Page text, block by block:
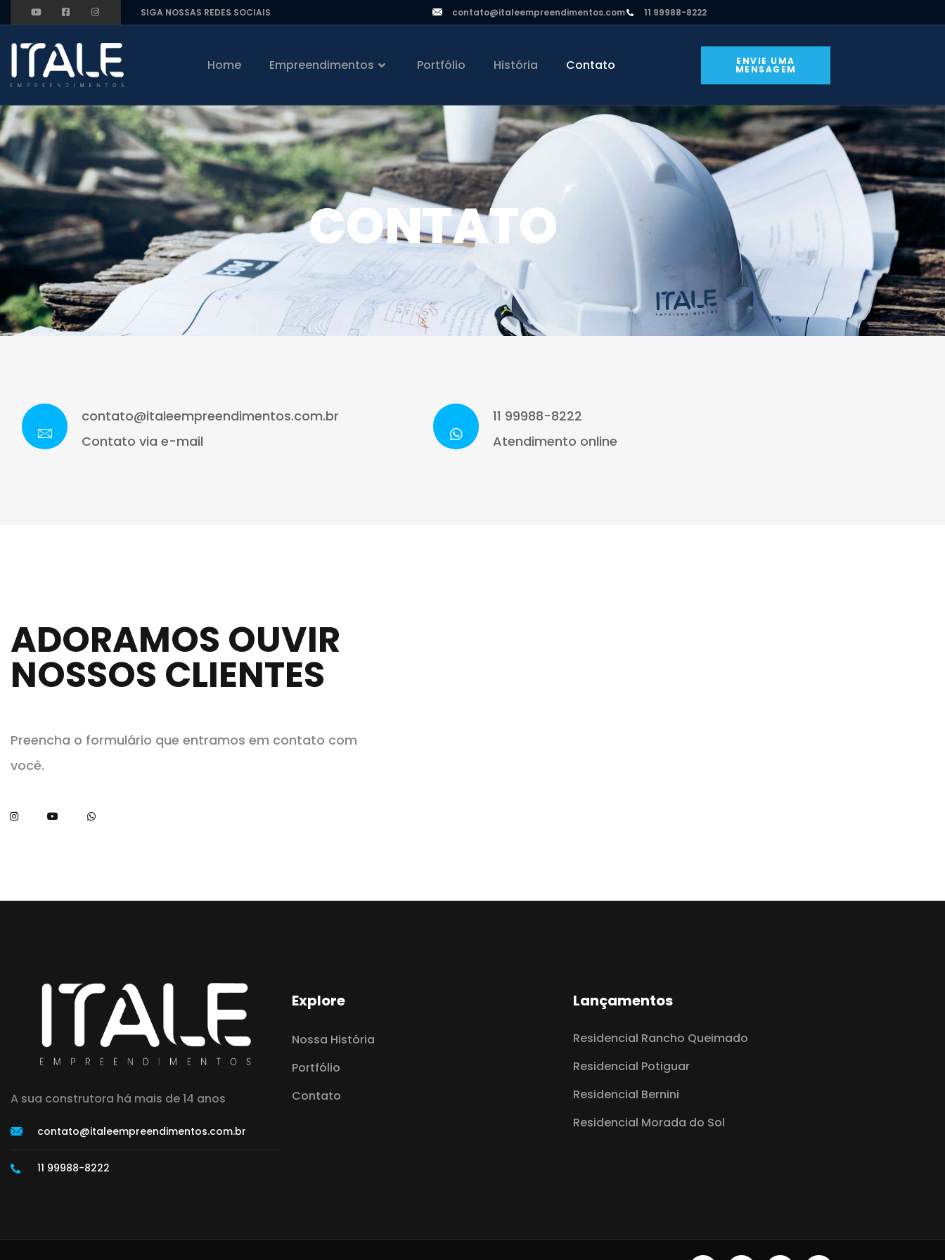
SIGA NOSSAS REDES SOCIAIS contato@italeempreendimentos.com 11 99988-8222
Home Empreendimentos Portfólio História Contato ENVIE UMA
MENSAGEM
CONTATO
contato@italeempreendimentos.com.br
Contato via e-mail
11 99988-8222
Atendimento online
ADORAMOS OUVIR
NOSSOS CLIENTES
Preencha o formulário que entramos em contato com
você.
A sua construtora há mais de 14 anos
contato@italeempreendimentos.com.br
11 99988-8222
Explore
Nossa História
Portfólio
Contato
Lançamentos
Residencial Rancho Queimado
Residencial Potiguar
Residencial Bernini
Residencial Morada do Sol